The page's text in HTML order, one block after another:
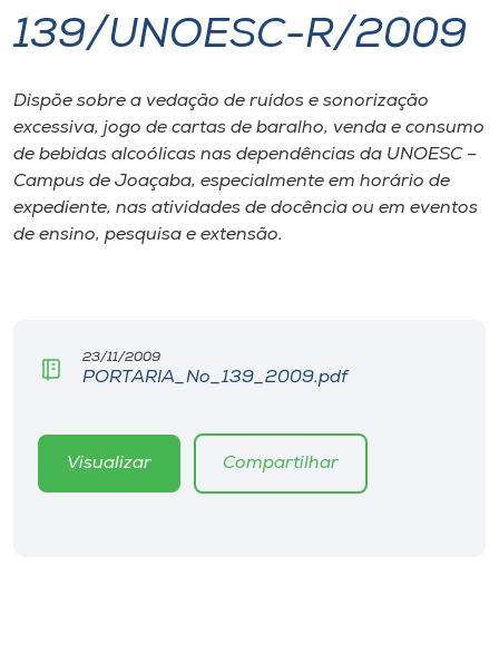
I.nova
Diplomados
Cultura
Editora
Rádio
139/UNOESC-R/2009
Dispõe sobre a vedação de ruídos e sonorização
excessiva, jogo de cartas de baralho, venda e consumo
de bebidas alcoólicas nas dependências da UNOESC –
Campus de Joaçaba, especialmente em horário de
expediente, nas atividades de docência ou em eventos
de ensino, pesquisa e extensão.
23/11/2009
PORTARIA_No_139_2009.pdf
Visualizar Compartilhar